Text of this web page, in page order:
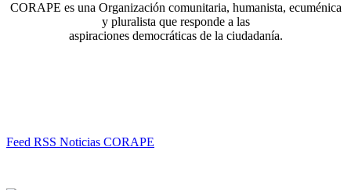
CORAPE es una Organización comunitaria, humanista, ecuménica
y pluralista que responde a las
aspiraciones democráticas de la ciudadanía.
Feed RSS Noticias CORAPE